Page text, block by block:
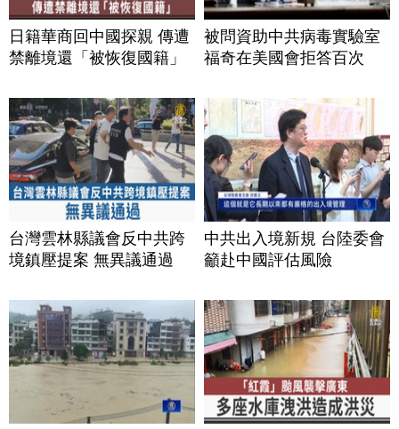
日籍華商回中國探親 傳遭
禁離境還「被恢復國籍」
被問資助中共病毒實驗室
福奇在美國會拒答百次
台灣雲林縣議會反中共跨
境鎮壓提案 無異議通過
中共出入境新規 台陸委會
籲赴中國評估風險